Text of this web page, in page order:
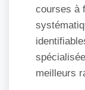
courses à
meilleurs